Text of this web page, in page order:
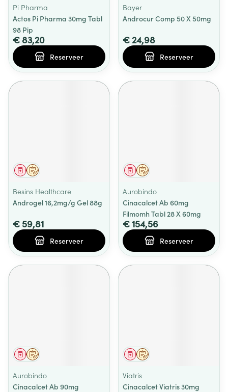
Pi Pharma
Actos Pi Pharma 30mg Tabl
98 Pip
€ 83,20
Reserveer
Bayer
Androcur Comp 50 X 50mg
€ 24,98
Reserveer
Op voorschrift
Geneesmiddel
Besins Healthcare
Androgel 16,2mg/g Gel 88g
€ 59,81
Reserveer
Op voorschrift
Geneesmiddel
Aurobindo
Cinacalcet Ab 60mg
Filmomh Tabl 28 X 60mg
€ 154,56
Reserveer
Op voorschrift
Geneesmiddel
Aurobindo
Cinacalcet Ab 90mg
Op voorschrift
Geneesmiddel
Viatris
Cinacalcet Viatris 30mg